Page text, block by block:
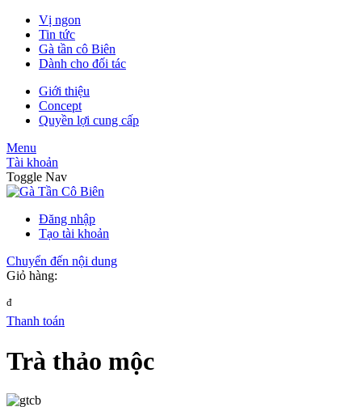
Vị ngon
Tin tức
Gà tần cô Biên
Dành cho đối tác
Giới thiệu
Concept
Quyền lợi cung cấp
Menu
Tài khoản
Toggle Nav
Đăng nhập
Tạo tài khoản
Chuyển đến nội dung
Giỏ hàng:
đ
Thanh toán
Trà thảo mộc